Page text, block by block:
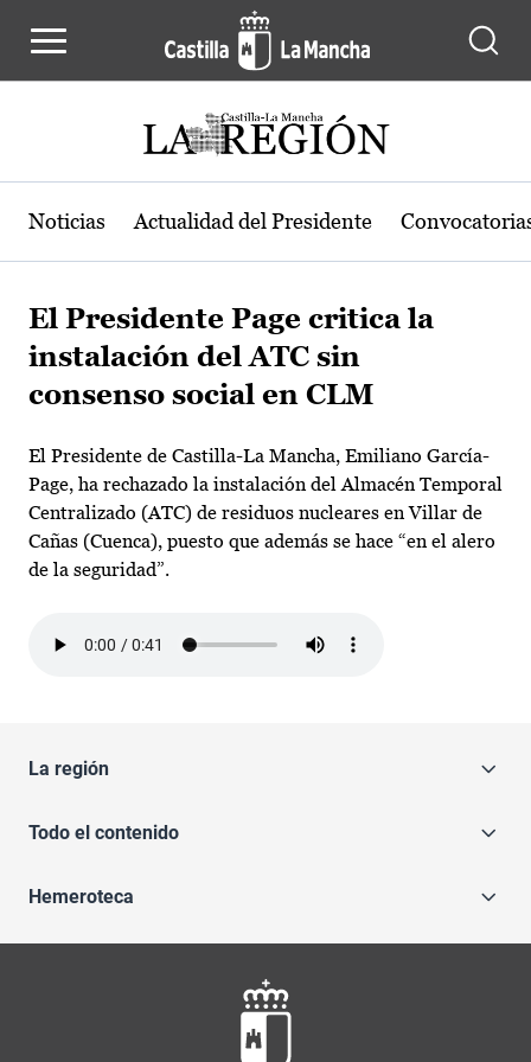
Noticias Actualidad del Presidente
El Presidente Page critica la
instalación del ATC sin
consenso social en CLM
El Presidente de Castilla-La Mancha, Emiliano García-
Page, ha rechazado la instalación del Almacén Temporal
Centralizado (ATC) de residuos nucleares en Villar de
Cañas (Cuenca), puesto que además se hace “en el alero
de la seguridad”.
La región
Todo el contenido
Hemeroteca